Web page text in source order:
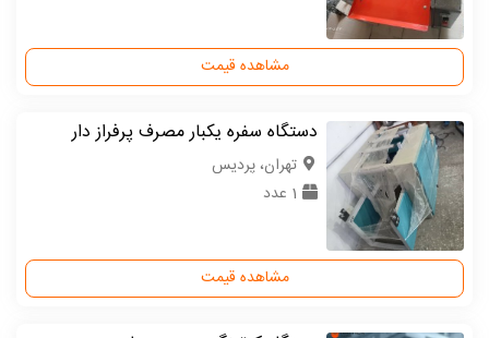
مشاهده قیمت
دستگاه سفره یکبار مصرف پرفراز دار
تهران، پردیس
1 عدد
مشاهده قیمت